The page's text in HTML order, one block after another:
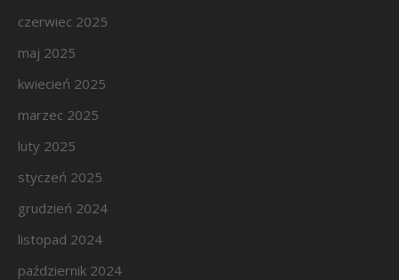
czerwiec 2025
maj 2025
kwiecień 2025
marzec 2025
luty 2025
styczeń 2025
grudzień 2024
listopad 2024
październik 2024